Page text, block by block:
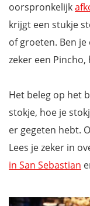
oorspronkelijk
krijgt een stukje
of groeten. Ben
zeker een
Het beleg op het
stokje, hoe je
er gegeten hebt.
Lees je zeker in
in San Sebastian